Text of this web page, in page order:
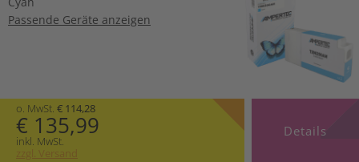
Passende Geräte anzeigen
o. MwSt. € 114,28
€ 135,99
inkl. MwSt.
zzgl. Versand
Details